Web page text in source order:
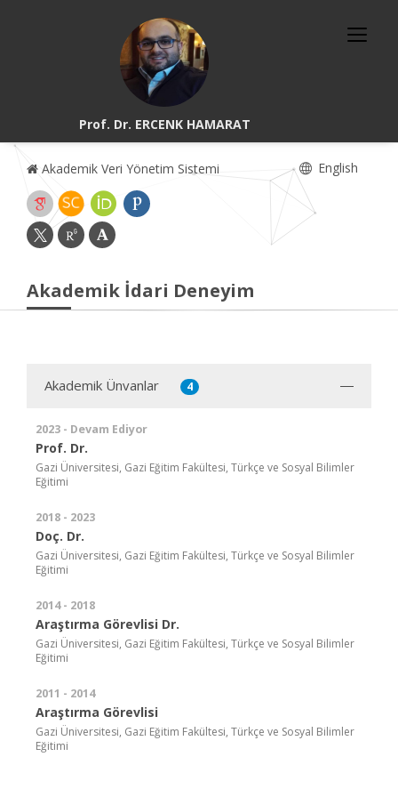
Prof. Dr. ERCENK HAMARAT
Akademik Veri Yönetim Sistemi English
Akademik İdari Deneyim
Akademik Ünvanlar 4
2023 - Devam Ediyor
Prof. Dr.
Gazi Üniversitesi, Gazi Eğitim Fakültesi, Türkçe ve Sosyal Bilimler
Eğitimi
2018 - 2023
Doç. Dr.
Gazi Üniversitesi, Gazi Eğitim Fakültesi, Türkçe ve Sosyal Bilimler
Eğitimi
2014 - 2018
Araştırma Görevlisi Dr.
Gazi Üniversitesi, Gazi Eğitim Fakültesi, Türkçe ve Sosyal Bilimler
Eğitimi
2011 - 2014
Araştırma Görevlisi
Gazi Üniversitesi, Gazi Eğitim Fakültesi, Türkçe ve Sosyal Bilimler
Eğitimi